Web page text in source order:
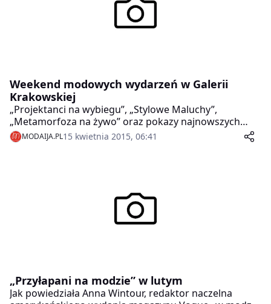
Weekend modowych wydarzeń w Galerii
Krakowskiej
„Projektanci na wybiegu”, „Stylowe Maluchy”,
„Metamorfoza na żywo” oraz pokazy najnowszych
kolekcji – to tylko niektóre atrakcje wiosennego
Fashion Show w Galerii Krakowskiej. Już w najbliższy
MODAIJA.PL15 kwietnia 2015, 06:41
„Przyłapani na modzie” w lutym
Jak powiedziała Anna Wintour, redaktor naczelna